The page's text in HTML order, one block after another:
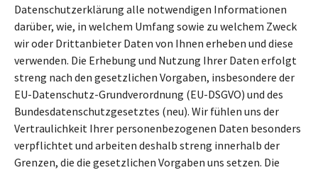
Datenschutzerklärung alle notwendigen Informationen
darüber, wie, in welchem Umfang sowie zu welchem Zweck
wir oder Drittanbieter Daten von Ihnen erheben und diese
verwenden. Die Erhebung und Nutzung Ihrer Daten erfolgt
streng nach den gesetzlichen Vorgaben, insbesondere der
EU-Datenschutz-Grundverordnung (EU-DSGVO) und des
Bundesdatenschutzgesetztes (neu). Wir fühlen uns der
Vertraulichkeit Ihrer personenbezogenen Daten besonders
verpflichtet und arbeiten deshalb streng innerhalb der
Grenzen, die die gesetzlichen Vorgaben uns setzen. Die